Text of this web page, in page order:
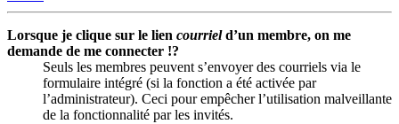
Lorsque je clique sur le lien courrield’un membre, on me
demande de me connecter !?
Seuls les membres peuvent s’envoyer des courriels via le
formulaire intégré (si la fonction a été activée par
l’administrateur). Ceci pour empêcher l’utilisation malveillante
de la fonctionnalité par les invités.